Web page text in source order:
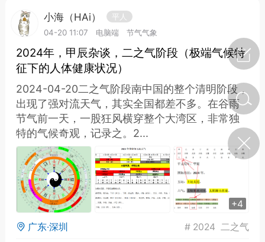
节气气象
·特急预警】关
节返乡期间“闪
急提示
0
如何购买【理肺清瘟膏】
【养正护络膏】？
2
小海（HAi）
平人
04-20 11:07
电脑端 节气气象
2024年，甲辰杂谈，二之气阶段（极端气候特
征下的人体健康状况）
2024-04-20二之气阶段南中国的整个清明阶段，
出现了强对流天气，其实全国都差不多。在谷雨
节气前一天，一股狂风横穿整个大湾区，非常独
特的气候奇观，记录之。2...
+4
广东·深圳 # 2024 二之气